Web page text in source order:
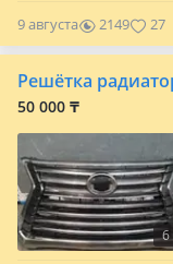
9 августа 2149 27
Решётка
50 000 ₸
6